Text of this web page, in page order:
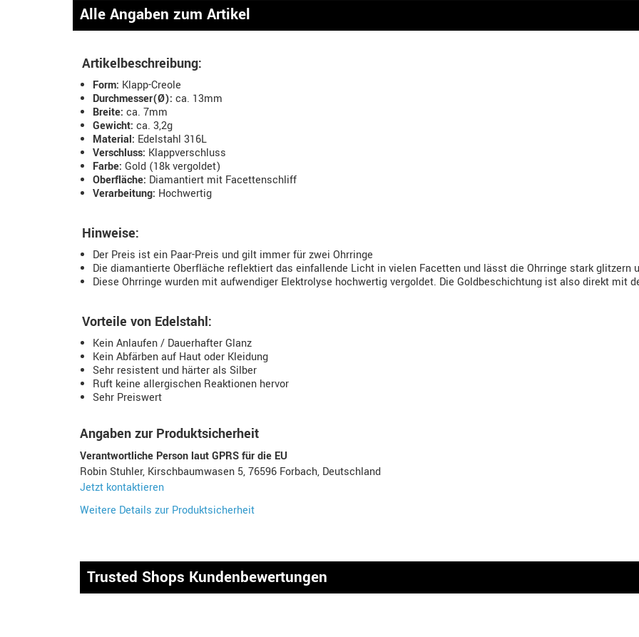
Alle Angaben zum Artikel
Artikelbeschreibung:
Form: Klapp-Creole
Durchmesser(Ø): ca. 13mm
Breite: ca. 7mm
Gewicht: ca. 3,2g
Material: Edelstahl 316L
Verschluss: Klappverschluss
Farbe: Gold (18k vergoldet)
Oberfläche: Diamantiert mit Facettenschliff
Verarbeitung: Hochwertig
Hinweise:
Der Preis ist ein Paar-Preis und gilt immer für zwei Ohrringe
Die diamantierte Oberfläche reflektiert das einfallende Licht in vielen Facetten und lässt die Ohrringe stark glitzern
Diese Ohrringe wurden mit aufwendiger Elektrolyse hochwertig vergoldet. Die Goldbeschichtung ist also direkt mit
Vorteile von Edelstahl:
Kein Anlaufen / Dauerhafter Glanz
Kein Abfärben auf Haut oder Kleidung
Sehr resistent und härter als Silber
Ruft keine allergischen Reaktionen hervor
Sehr Preiswert
Angaben zur Produktsicherheit
Verantwortliche Person laut GPRS für die EU
Robin Stuhler, Kirschbaumwasen 5, 76596 Forbach, Deutschland
Jetzt kontaktieren
Weitere Details zur Produktsicherheit
Trusted Shops Kundenbewertungen